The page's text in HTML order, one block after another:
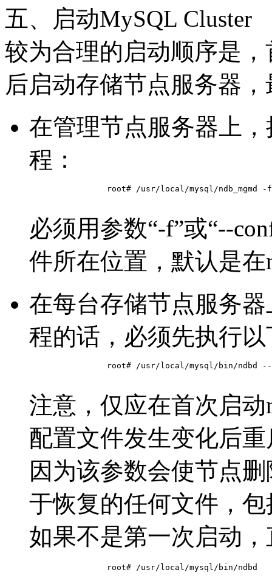
五、启动MySQL Cluster
较为合理的启动顺序是
后启动存储节点服务器
在管理节点服务器上
程：
必须用参数“-f”或“--
件所在位置，默认是在
在每台存储节点服务
程的话，必须先执行
注意，仅应在首次启
配置文件发生变化后
因为该参数会使节点
于恢复的任何文件，
如果不是第一次启动